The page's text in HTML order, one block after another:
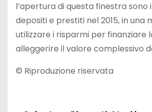
l’apertura di questa finestra
depositi e prestiti nel 2015, in
utilizzare i risparmi per finanziare
alleggerire il valore complessivo
© Riproduzione riservata